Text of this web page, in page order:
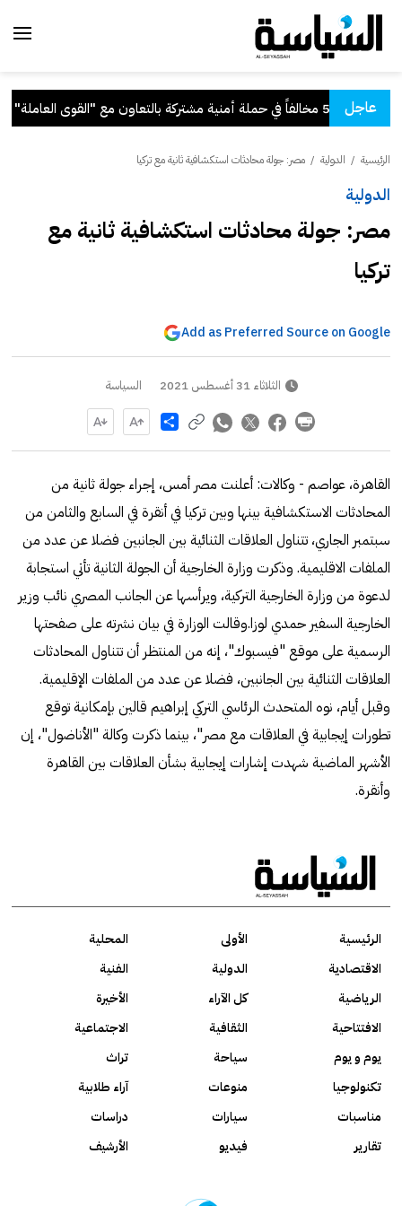
عاجل
مشتركة بالتعاون مع "القوى العاملة"
الرئيسية / الدولية / مصر: جولة محادثات استكشافية ثانية مع تركيا
الدولية
مصر: جولة محادثات استكشافية ثانية مع
تركيا
Add as Preferred Source on Google
الثلاثاء 31 أغسطس 2021 السياسة
Share
القاهرة، عواصم - وكالات: أعلنت مصر أمس، إجراء جولة ثانية من
المحادثات الاستكشافية بينها وبين تركيا في أنقرة في السابع والثامن من
سبتمبر الجاري، تتناول العلاقات الثنائية بين الجانبين فضلا عن عدد من
الملفات الاقليمية. وذكرت وزارة الخارجية أن الجولة الثانية تأتي استجابة
لدعوة من وزارة الخارجية التركية، ويرأسها عن الجانب المصري نائب وزير
الخارجية السفير حمدي لوزا.وقالت الوزارة في بيان نشرته على صفحتها
الرسمية على موقع "فيسبوك"، إنه من المنتظر أن تتناول المحادثات
العلاقات الثنائية بين الجانبين، فضلا عن عدد من الملفات الإقليمية.
وقبل أيام، نوه المتحدث الرئاسي التركي إبراهيم قالين بإمكانية توقع
تطورات إيجابية في العلاقات مع مصر"، بينما ذكرت وكالة "الأناضول"، إن
الأشهر الماضية شهدت إشارات إيجابية بشأن العلاقات بين القاهرة
وأنقرة.
الرئيسية الأولى
المحلية
الاقتصادية
الدولية
الفنية
الرياضية
كل الآراء
الأخيرة
الافتتاحية
الثقافية
الاجتماعية
يوم و يوم
سياحة
تراث
تكنولوجيا
منوعات
آراء طلابية
مناسبات
سيارات
دراسات
تقارير
فيديو الأرشيف